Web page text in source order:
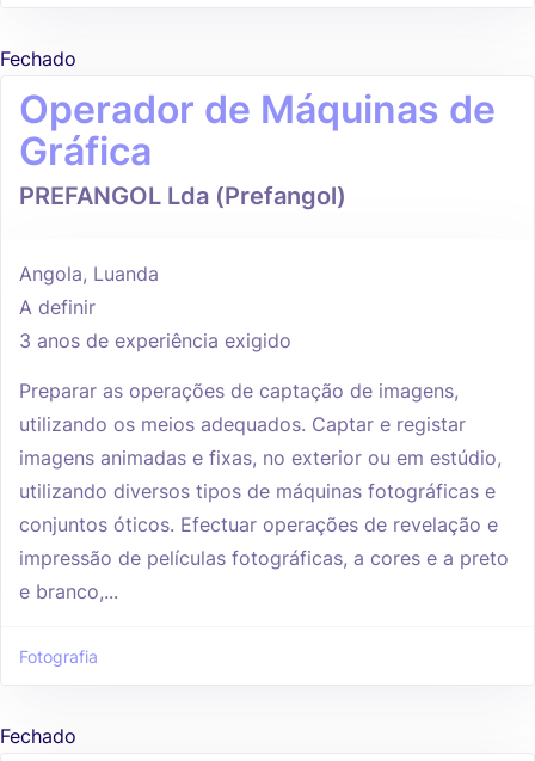
Fechado
Operador de Máquinas de
Gráfica
PREFANGOL Lda (Prefangol)
Angola, Luanda
A definir
3 anos de experiência exigido
Preparar as operações de captação de imagens,
utilizando os meios adequados. Captar e registar
imagens animadas e fixas, no exterior ou em estúdio,
utilizando diversos tipos de máquinas fotográficas e
conjuntos óticos. Efectuar operações de revelação e
impressão de películas fotográficas, a cores e a preto
e branco,...
Fotografia
Fechado